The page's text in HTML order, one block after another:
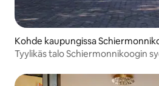
Kohde kaupungissa
Tyylikäs talo Schiermonnikoogin